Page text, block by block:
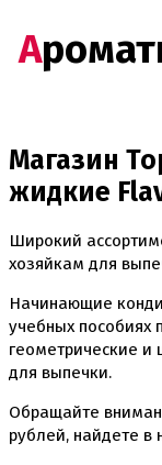
Ароматизаторы пищевые жидкие Flavor Art 10мл Мягкий ликер
Магазин
жидкие
Широкий
хозяйкам для
Начинающие
учебных пособиях
геометрические
для выпечки.
Обращайте
рублей, найдете в